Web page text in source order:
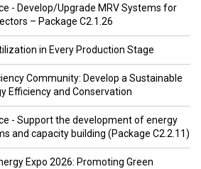
- Develop/Upgrade MRV Systems for
– Package C2.1.26
in Every Production Stage
Community: Develop a Sustainable
Efficiency and Conservation
- Support the development of energy
and capacity building (Package C2.2.11)
Expo 2026: Promoting Green